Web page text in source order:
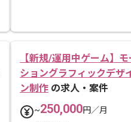
【新規/運用中ゲーム】モ
ショングラフィックデザ
ン制作 の求人・案件
~250,000円／月